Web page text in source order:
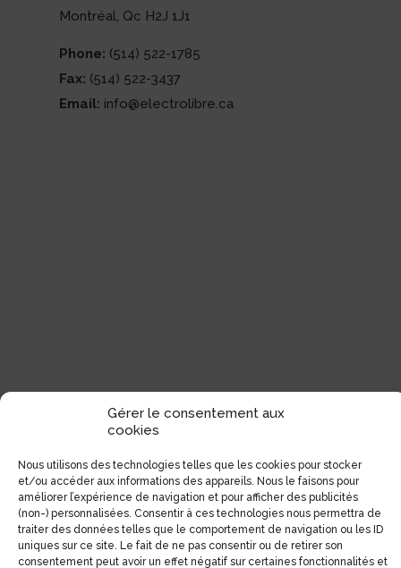
Gérer le consentement aux
cookies
Nous utilisons des technologies telles que les cookies pour stocker
et/ou accéder aux informations des appareils. Nous le faisons pour
améliorer l’expérience de navigation et pour afficher des publicités
(non-) personnalisées. Consentir à ces technologies nous permettra de
traiter des données telles que le comportement de navigation ou les ID
uniques sur ce site. Le fait de ne pas consentir ou de retirer son
consentement peut avoir un effet négatif sur certaines fonctionnalités et
Montréal, Qc H2J 1J1
Phone: (514) 522-1785
Fax: (514) 522-3437
Email: info@electrolibre.ca